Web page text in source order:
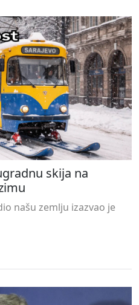
skija na
našu zemlju izazvao je